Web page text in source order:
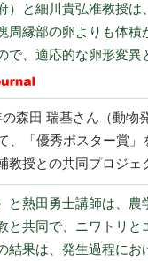
と細川貴弘准教授
縁部の卵よりも体
、適応的な卵形変
森田 瑞基さん（動
、「優秀ポスター賞
授との共同プロジェ
熱田勇士講師は、
共同で、ニワトリ
結果は、発生過程に